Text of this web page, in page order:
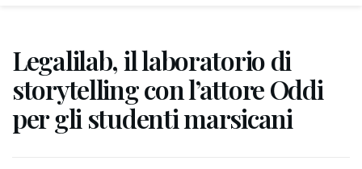
Legalilab, il laboratorio di
storytelling con l’attore Oddi
per gli studenti marsicani